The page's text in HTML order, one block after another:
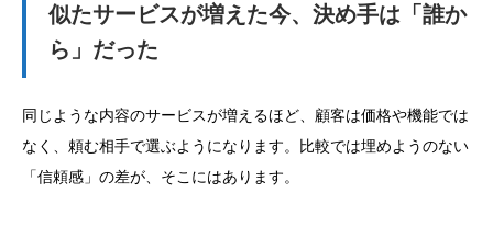
似たサービスが増えた今、決め手は「誰か
ら」だった
同じような内容のサービスが増えるほど、顧客は価格や機能では
なく、頼む相手で選ぶようになります。比較では埋めようのない
「信頼感」の差が、そこにはあります。